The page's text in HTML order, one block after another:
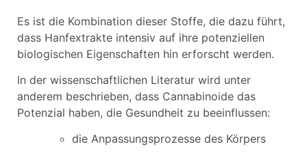
Es ist die Kombination dieser Stoffe, die dazu führt,
dass Hanfextrakte intensiv auf ihre potenziellen
biologischen Eigenschaften hin erforscht werden.
In der wissenschaftlichen Literatur wird unter
anderem beschrieben, dass Cannabinoide das
Potenzial haben, die Gesundheit zu beeinflussen:
die Anpassungsprozesse des Körpers